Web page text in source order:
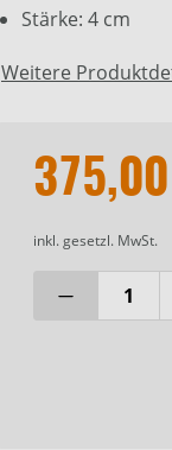
Stärke: 4 cm
Weitere
inkl. gesetzl. MwSt.